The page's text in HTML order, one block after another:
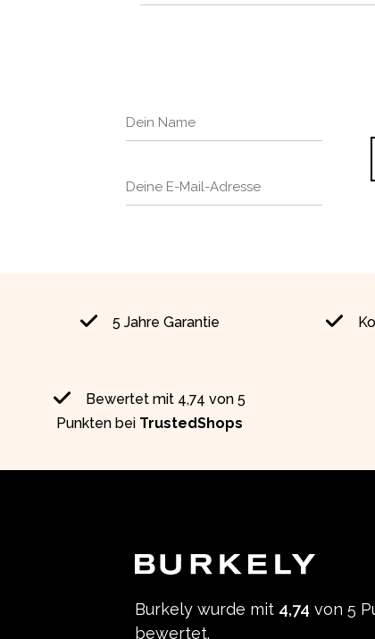
5 Jahre Garantie
Bewertet mit 4,74 von 5
Punkten bei TrustedShops
Burkely wurde mit 4,74 von 5
bewertet.